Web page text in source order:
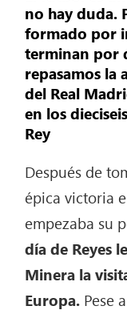
no hay duda.
formado por
terminan por
repasamos la
del Real
en los
Rey
Después de
épica victoria
empezaba su
día de Reyes
Minera la
Europa. Pese